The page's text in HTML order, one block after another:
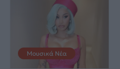
Μουσικά Νέα